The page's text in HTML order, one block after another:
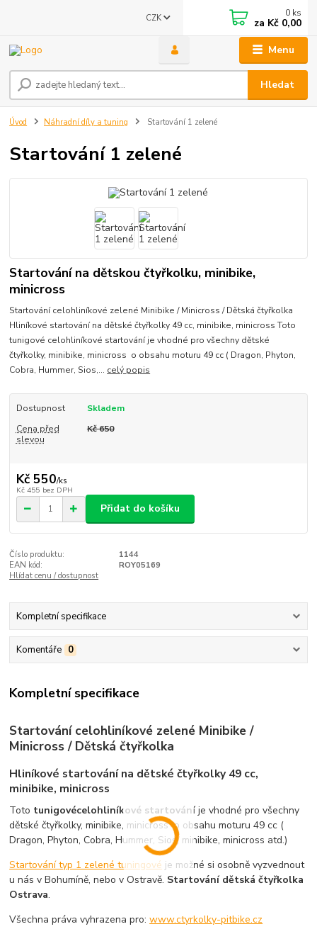
Menu
CZK
Hledat
0 ks
za Kč 0,00
Úvod Náhradní díly a tuning Startování 1 zelené
Startování 1 zelené
Startování na dětskou čtyřkolku, minibike,
minicross
Startování celohliníkové zelené Minibike / Minicross / Dětská čtyřkolka
Hliníkové startování na dětské čtyřkolky 49 cc, minibike, minicross Toto
tunigové celohliníkové startování je vhodné pro všechny dětské
čtyřkolky, minibike, minicross o obsahu moturu 49 cc ( Dragon, Phyton,
Cobra, Hummer, Sios,... celý popis
Dostupnost
Skladem
Cena před
slevou
Kč 650
Kč 550/ks
Kč 455 bez DPH
Přidat do košíku
Číslo produktu:
1144
EAN kód:
ROY05169
Hlídat cenu / dostupnost
Kompletní specifikace
Komentáře 0
Kompletní specifikace
Startování celohliníkové zelené Minibike /
Minicross / Dětská čtyřkolka
Hliníkové startování na dětské čtyřkolky 49 cc,
minibike, minicross
Toto tunigovécelohliníkové startováníje vhodné pro všechny
dětské čtyřkolky, minibike, minicross o obsahu moturu 49 cc (
Dragon, Phyton, Cobra, Hummer, Sios, minibike, minicross atd.)
Startování typ 1 zelené tuningové je možné si osobně vyzvednout
u nás v Bohumíně, nebo v Ostravě. Startování dětská čtyřkolka
Ostrava.
Všechna práva vyhrazena pro:www.ctyrkolky-pitbike.cz